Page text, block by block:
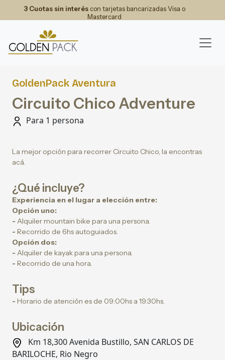
3 Cuotas sin interéscon tarjetas bancarizadas Visa o
Mastercard
GoldenPack Aventura
Circuito Chico Adventure
Para 1 persona
La mejor opción para recorrer Circuito Chico, la encontras
acá.
¿Qué incluye?
Experiencia en el lugar a elección entre:
Opción uno:
- Alquiler mountain bike para una persona.
- Recorrido de 6hs autoguiados.
Opción dos:
- Alquiler de kayak para una persona.
- Recorrido de una hora.
Tips
- Horario de atención es de 09:00hs a 19:30hs.
Ubicación
Km 18,300 Avenida Bustillo, SAN CARLOS DE
BARILOCHE, Rio Negro